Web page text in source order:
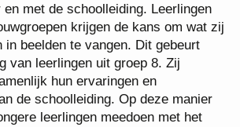
met de schoolleiding. Leerlingen
krijgen de kans om wat zij
in beelden te vangen. Dit gebeurt
van leerlingen uit groep 8. Zij
hun ervaringen en
de schoolleiding. Op deze manier
leerlingen meedoen met het